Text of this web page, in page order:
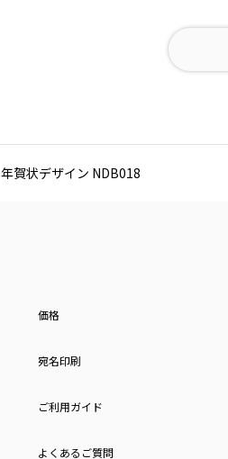
年賀状デザイン NDB018
価格
宛名印刷
ご利用ガイド
よくあるご質問